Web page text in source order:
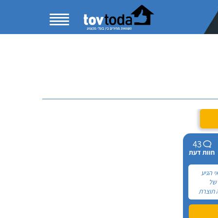
43
חוות דעת
הגיע
של
תוצרת
של